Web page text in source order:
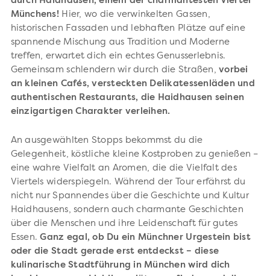
Münchens!Hier, wo die verwinkelten Gassen,
historischen Fassaden und lebhaften Plätze auf eine
spannende Mischung aus Tradition und Moderne
treffen, erwartet dich ein echtes Genusserlebnis.
Gemeinsam schlendern wir durch die Straßen,vorbei
an kleinen Cafés, versteckten Delikatessenläden und
authentischen Restaurants, die Haidhausen seinen
einzigartigen Charakter verleihen.
An ausgewählten Stopps bekommst du die
Gelegenheit, köstliche kleine Kostproben zu genießen –
eine wahre Vielfalt an Aromen, die die Vielfalt des
Viertels widerspiegeln. Während der Tour erfährst du
nicht nur Spannendes über die Geschichte und Kultur
Haidhausens, sondern auch charmante Geschichten
über die Menschen und ihre Leidenschaft für gutes
Essen.Ganz egal, ob Du ein Münchner Urgestein bist
oder die Stadt gerade erst entdeckst – diese
kulinarische Stadtführung in München wird dich